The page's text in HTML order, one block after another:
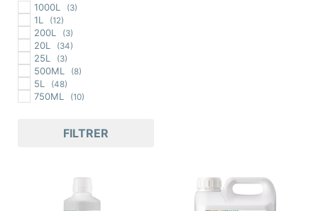
1000L (3)
1L (12)
200L (3)
20L (34)
25L (3)
500ML (8)
5L (48)
750ML (10)
FILTRER